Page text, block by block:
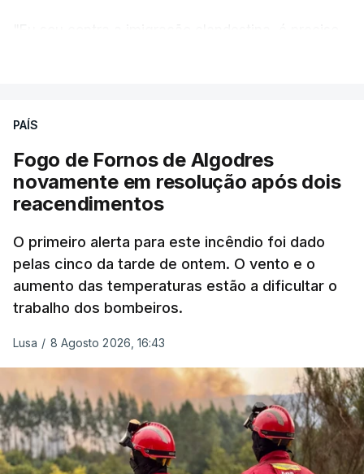
nada disto é incompatível com tratarmos com
crianças", acrescentou.
António José Seguro mostrou dúvidas sobre se é
ERRO100
ESTE CONTEÚDO ESTÁ NESTE
MOMENTO INDISPONÍVEL
PAÍS
Fogo de Fornos de Algodres
novamente em resolução após dois
reacendimentos
O primeiro alerta para este incêndio foi dado
pelas cinco da tarde de ontem. O vento e o
aumento das temperaturas estão a dificultar o
trabalho dos bombeiros.
Lusa / 8 Agosto 2026, 16:43